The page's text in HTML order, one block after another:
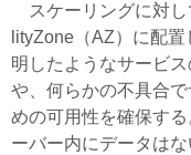
スケーリングに対し
lityZone（AZ）に配
明したようなサービ
や、何らかの不具合
めの可用性を確保す
ーバー内にデータはな